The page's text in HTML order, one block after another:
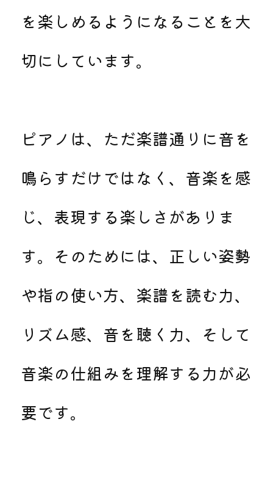
を楽しめるようになることを大
切にしています。
ピアノは、ただ楽譜通りに音を
鳴らすだけではなく、音楽を感
じ、表現する楽しさがありま
す。そのためには、正しい姿勢
や指の使い方、楽譜を読む力、
リズム感、音を聴く力、そして
音楽の仕組みを理解する力が必
要です。